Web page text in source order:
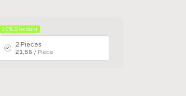
10%Discount
2 Pieces
21,56 / Piece